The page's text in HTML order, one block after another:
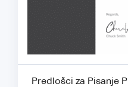
Predlošci za Pisanje